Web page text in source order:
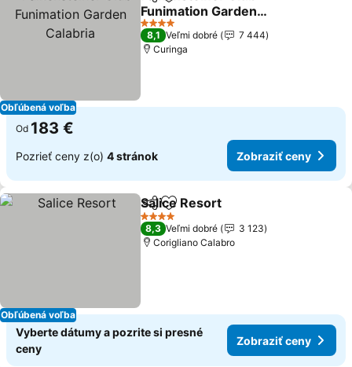
Obľúbená voľba
Pridať do obľúbených
Funimation Garden
Calabria
Zobraziť ceny
4 Počet hviezdičiek
8,1 Veľmi dobré
7 444
Curinga
Od 183 €
Pozrieť ceny z(o) 4 stránok Zobraziť ceny
Obľúbená voľba
ZdieľaťPridať do obľúbených
Salice Resort
4 Počet hviezdičiek
8,3 Veľmi dobré
3 123
Corigliano Calabro
Vyberte dátumy a pozrite si presné
ceny
Zobraziť ceny